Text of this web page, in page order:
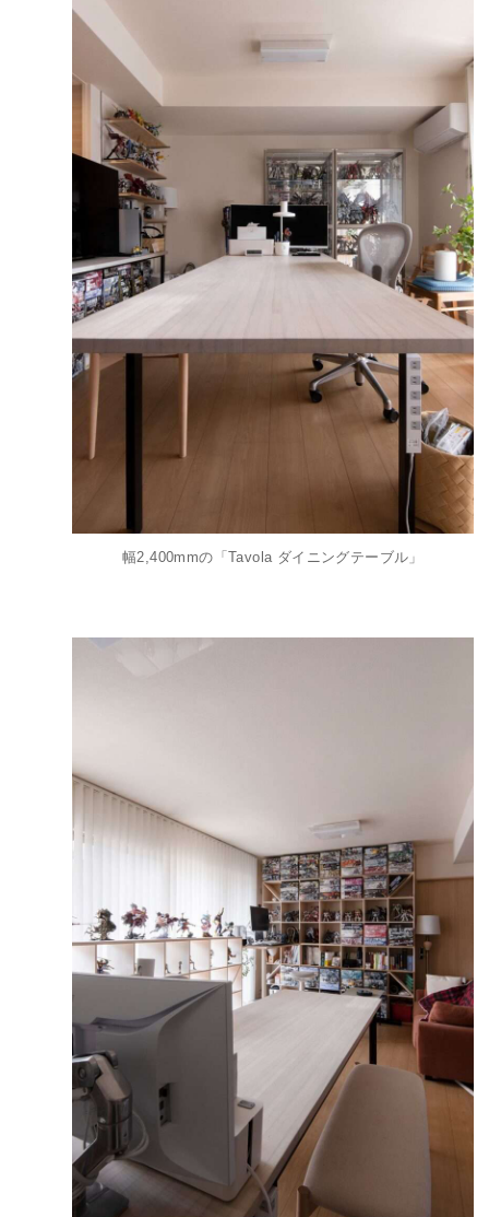
幅2,400mmの「Tavola ダイニングテーブル」